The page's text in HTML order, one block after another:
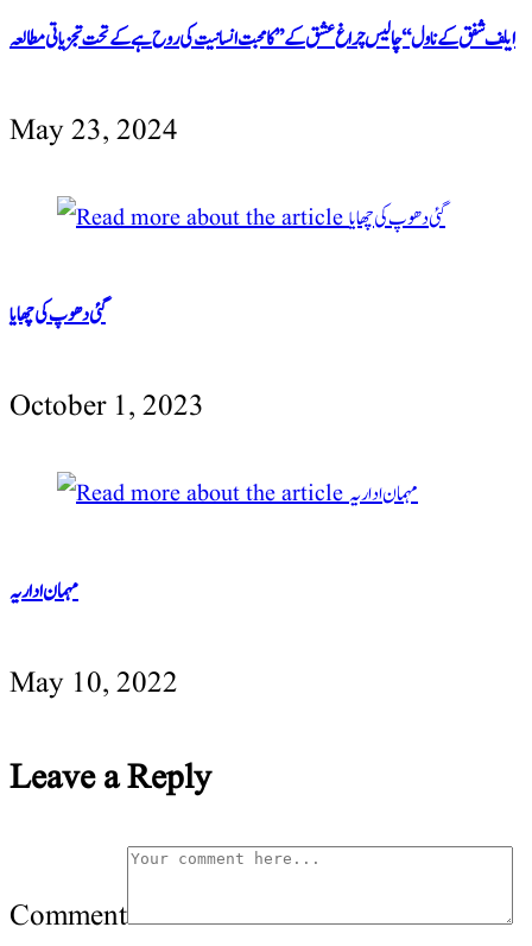
ایلف شفق کےناول‘‘چالیس چراغ عشق کے’’کامحبت انسانیت کی روح ہےکےتحت تجزیاتی مطالعہ
May 23, 2024
گئی دھوپ کی چھایا
October 1, 2023
مہمان اداریہ
May 10, 2022
Leave a Reply
Comment